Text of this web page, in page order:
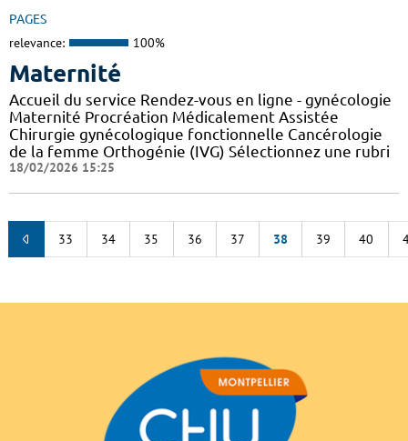
PAGES
relevance: 100%
Maternité
Accueil du service Rendez-vous en ligne - gynécologie
Maternité Procréation Médicalement Assistée
Chirurgie gynécologique fonctionnelle Cancérologie
de la femme Orthogénie (IVG) Sélectionnez une rubri
18/02/2026 15:25
33 34 35 36 37 38 39 40